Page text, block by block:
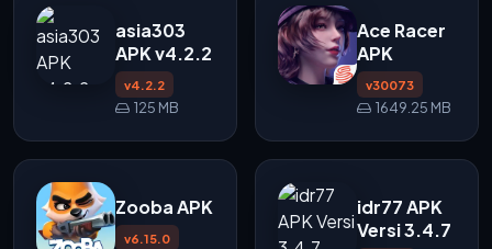
asia303
APK v4.2.2
v4.2.2
125 MB
Ace Racer
APK
v30073
1649.25 MB
Zooba APK
v6.15.0
idr77 APK
Versi 3.4.7